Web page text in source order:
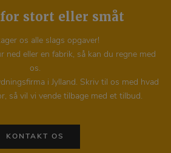
stort eller småt
os alle slags opgaver!
ned eller en fabrik, så kan du regne med
os.
i Jylland. Skriv til os med hvad
så vil vi vende tilbage med et tilbud.
KONTAKT OS